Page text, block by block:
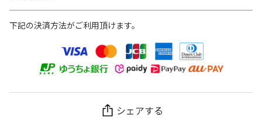
下記の決済方法がご利用頂けます。
シェアする